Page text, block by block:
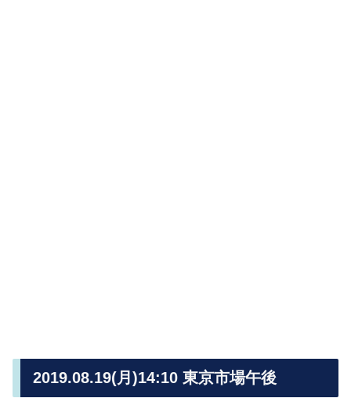
2019.08.19(月)14:10 東京市場午後